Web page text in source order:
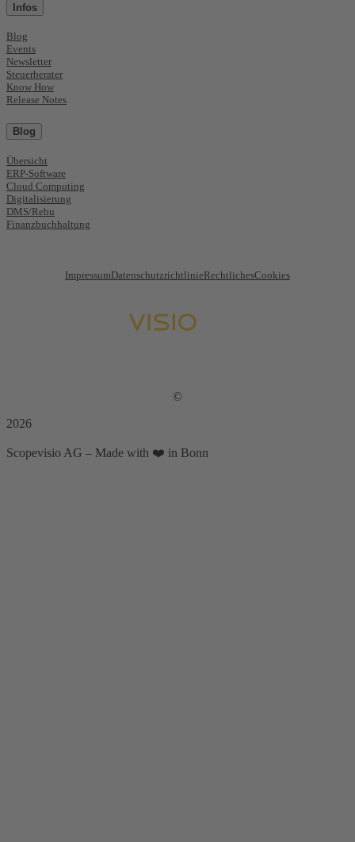
Infos
Blog
Events
Newsletter
Steuerberater
Know How
Release Notes
Blog
Übersicht
ERP-Software
Cloud Computing
Digitalisierung
DMS/Rebu
Finanzbuchhaltung
ImpressumDatenschutzrichtlinieRechtlichesCookies
©
2026
Scopevisio AG – Made with ❤️ in Bonn